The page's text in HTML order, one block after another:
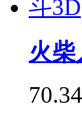
火柴